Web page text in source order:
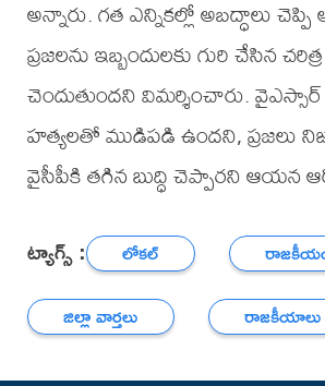
అన్నారు. గత ఎన్నికల్లో అబద్ధాలు
ప్రజలను ఇబ్బందులకు గురి చేసిన
చెందుతుందని విమర్శించారు. వైఎస్సార్
హత్యలతో ముడిపడి ఉందని, ప్రజలు
వైసీపీకి తగిన బుద్ధి చెప్పారని ఆయన
ట్యాగ్స్ : లోకల్
జిల్లా వార్తలు
రాజకీయాలు